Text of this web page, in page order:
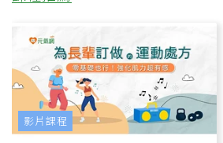
影片課程